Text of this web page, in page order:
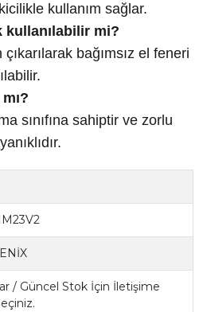
kullanım sağlar.
kullanılabilir mi?
bağımsız el feneri
sınıfına sahiptir ve zorlu
/ Güncel Stok İçin İletişime